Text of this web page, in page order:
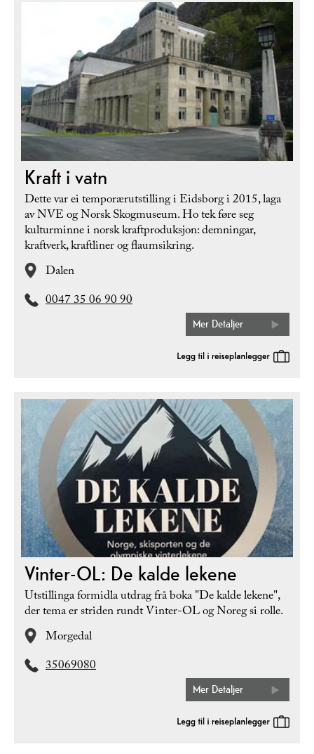
Kraft i vatn
Dette var ei temporærutstilling i Eidsborg i 2015, laga
av NVE og Norsk Skogmuseum. Ho tek føre seg
kulturminne i norsk kraftproduksjon: demningar,
kraftverk, kraftliner og flaumsikring.
Dalen
0047 35 06 90 90
Mer Detaljer
Vinter-OL: De kalde lekene
Utstillinga formidla utdrag frå boka "De kalde lekene",
der tema er striden rundt Vinter-OL og Noreg si rolle.
Morgedal
35069080
Mer Detaljer